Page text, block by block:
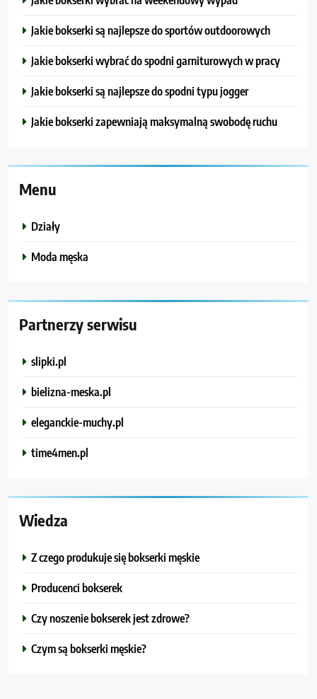
Jakie bokserki są najlepsze do sportów outdoorowych
Jakie bokserki wybrać do spodni garniturowych w pracy
Jakie bokserki są najlepsze do spodni typu jogger
Jakie bokserki zapewniają maksymalną swobodę ruchu
Menu
Działy
Moda męska
Partnerzy serwisu
slipki.pl
bielizna-meska.pl
eleganckie-muchy.pl
time4men.pl
Wiedza
Z czego produkuje się bokserki męskie
Producenci bokserek
Czy noszenie bokserek jest zdrowe?
Czym są bokserki męskie?